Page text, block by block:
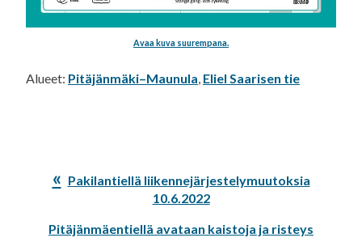
Avaa kuva suurempana.
Alueet: Pitäjänmäki–Maunula, Eliel Saarisen tie
Edellinen
Pakilantiellä liikennejärjestelymuutoksia
10.6.2022
Seuraava
Pitäjänmäentiellä avataan kaistoja ja risteys